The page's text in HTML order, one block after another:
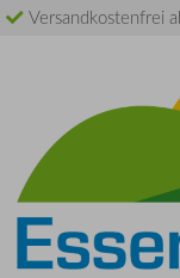
Versandkostenfrei